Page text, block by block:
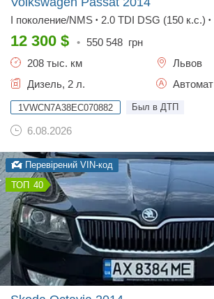
I поколение/NMS • 2.0 TDI DSG (150 к.с.) •
12 300 $ • 550 548 грн
208 тыс. км
Львов
Дизель, 2 л.
Автомат
1VWCN7A38EC070882 Был в ДТП
6.08.2026
Перевірений VIN-код
40